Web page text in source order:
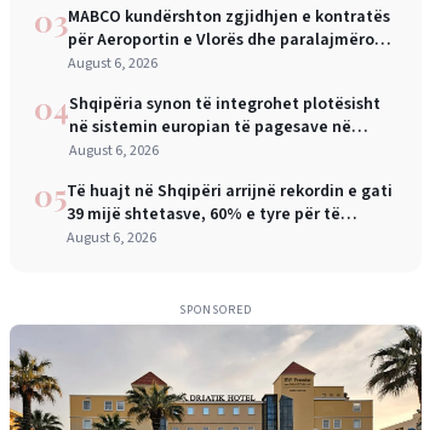
03MABCO kundërshton zgjidhjen e kontratës
për Aeroportin e Vlorës dhe paralajmëron
arbitrazh ndërkombëtar
August 6, 2026
04Shqipëria synon të integrohet plotësisht
në sistemin europian të pagesave në
nëntor, Sejko: Kursime të mëdha për
August 6, 2026
05Të huajt në Shqipëri arrijnë rekordin e gati
39 mijë shtetasve, 60% e tyre për të
punuar
August 6, 2026
SPONSORED